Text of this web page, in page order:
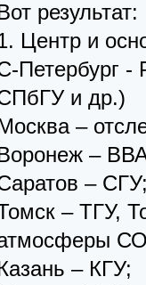
результат:
Центр и
Петербург
и др.)
–
–
– СГУ;
– ТГУ,
– КГУ;